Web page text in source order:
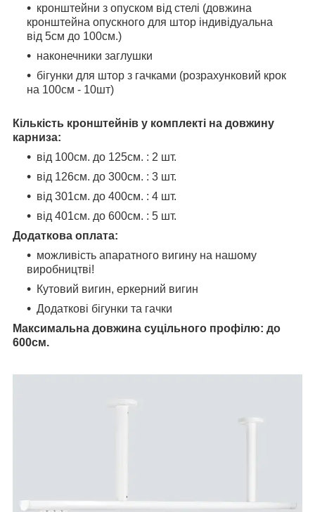
кронштейни з опуском від стелі (довжина
кронштейна опускного для штор індивідуальна
від 5см до 100см.)
наконечники заглушки
бігунки для штор з гачками (розрахунковий крок
на 100см - 10шт)
Кількість кронштейнів у комплекті на довжину
карниза:
від 100см. до 125см. : 2 шт.
від 126см. до 300см. : 3 шт.
від 301см. до 400см. : 4 шт.
від 401см. до 600см. : 5 шт.
Додаткова оплата:
можливість апаратного вигину на нашому
виробництві!
Кутовий вигин, еркерний вигин
Додаткові бігунки та гачки
Максимальна довжина суцільного профілю: до
600см.